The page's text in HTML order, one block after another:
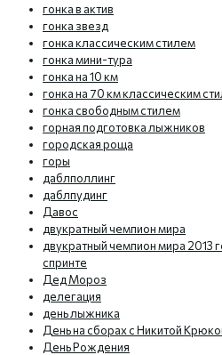
гонка в актив
гонка звезд
гонка классическим стилем
гонка мини-тура
гонка на 10 км
гонка на 70 км классическим
гонка свободным стилем
горная подготовка лыжников
городская роща
горы
даблполлинг
даблпудинг
Давос
двукратный чемпион мира
двукратный чемпион мира 2013
спринте
Дед Мороз
делегация
день лыжника
День на сборах с Никитой
День Рождения